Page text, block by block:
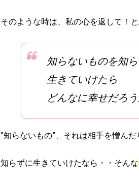
そのような時は、私の心を返して！
知らないものを知
生きていけたら
どんなに幸せだろ
”知らないもの”、それは相手を憎ん
知らずに生きていけたなら・・そんな